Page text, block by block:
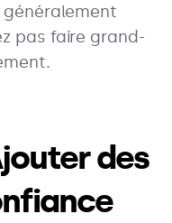
pas faire grand-
des